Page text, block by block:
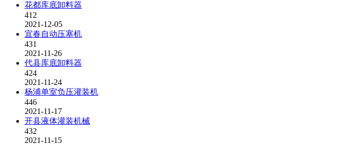
花都库底卸料器
412
2021-12-05
宜春自动压塞机
431
2021-11-26
代县库底卸料器
424
2021-11-24
杨浦单室负压灌装机
446
2021-11-17
开县液体灌装机械
432
2021-11-15